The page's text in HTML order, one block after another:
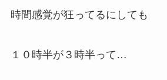
時間感覚が狂ってるにしても
１０時半が３時半って…